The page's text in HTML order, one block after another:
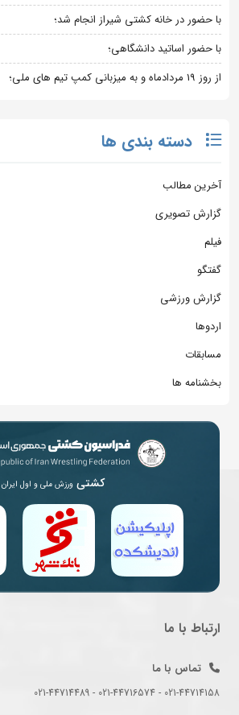
با حضور در خانه کشتی شیراز انجام شد؛
با حضور اساتید دانشگاهی؛
از روز 19 مردادماه و به میزبانی کمپ تیم های ملی؛
دسته بندی ها
آخرین مطالب
گزارش تصویری
فیلم
گفتگو
گزارش ورزشی
اردوها
مسابقات
بخشنامه ها
کشتی ورزش ملی و اول ایران
ارتباط با ما
تماس با ما
021-44714158 - 021-44716574 - 021-44714489